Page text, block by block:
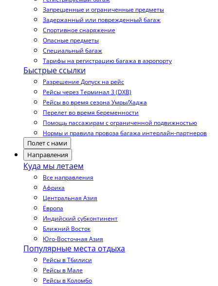
Запрещенные и ограниченные предметы
Задержанный или поврежденный багаж
Спортивное снаряжение
Опасные предметы
Специальный багаж
Тарифы на регистрацию багажа в аэропорту
Быстрые ссылки
Разрешение Допуск на рейс
Рейсы через Терминал 3 (DXB)
Рейсы во время сезона Умры/Хаджа
Перелет во время беременности
Помощь пассажирам с ограниченной подвижностью
Нормы и правила провоза багажа интерлайн-партнеров
Полет с нами
Направления
Куда мы летаем
Все направления
Африка
Центральная Азия
Европа
Индийский субконтинент
Ближний Восток
Юго-Восточная Азия
Популярные места отдыха
Рейсы в Тбилиси
Рейсы в Мале
Рейсы в Коломбо